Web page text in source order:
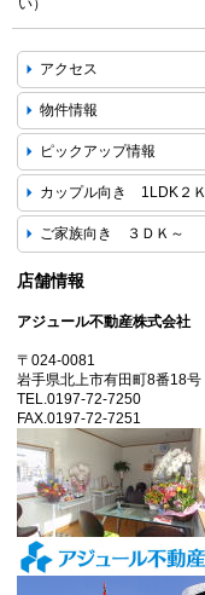
い）
アクセス
物件情報
ピックアップ情報
カップル向き 1LDK２
ご家族向き ３ＤＫ～
店舗情報
アジュール不動産株式会社
〒024-0081
岩手県北上市有田町8番18号
TEL.0197-72-7250
FAX.0197-72-7251